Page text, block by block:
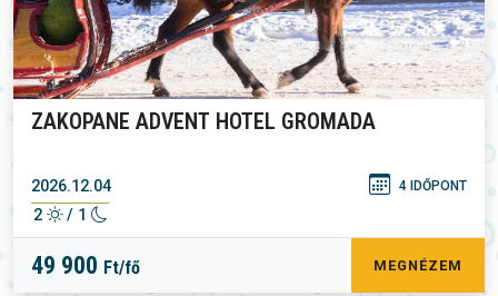
ZAKOPANE ADVENT HOTEL GROMADA
2026.12.04 4 IDŐPONT
2 / 1
49 900 Ft/fő MEGNÉZEM